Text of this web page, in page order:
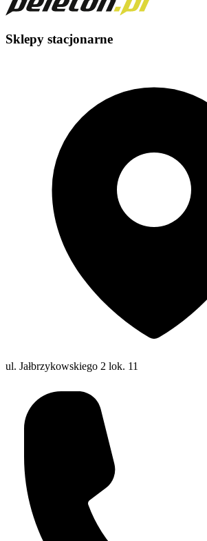
Sklepy stacjonarne
ul. Jałbrzykowskiego 2 lok. 11